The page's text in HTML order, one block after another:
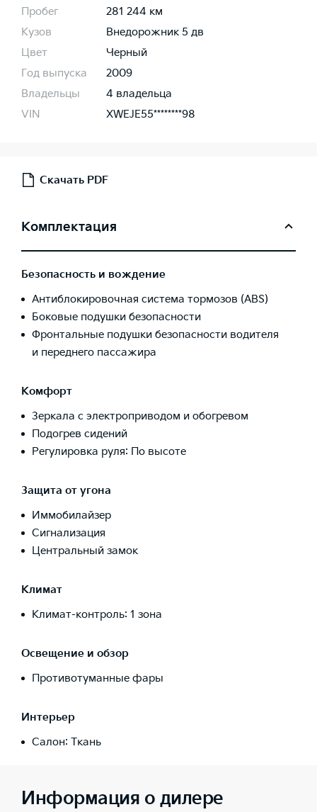
Пробег
281 244 км
Кузов
Внедорожник 5 дв
Цвет
Черный
Год выпуска
2009
Владельцы
4 владельца
VIN
XWEJE55********98
Скачать PDF
Комплектация
Безопасность и вождение
Антиблокировочная система тормозов (ABS)
Боковые подушки безопасности
Фронтальные подушки безопасности водителя
и переднего пассажира
Комфорт
Зеркала с электроприводом и обогревом
Подогрев сидений
Регулировка руля: По высоте
Защита от угона
Иммобилайзер
Сигнализация
Центральный замок
Климат
Климат-контроль: 1 зона
Освещение и обзор
Противотуманные фары
Интерьер
Салон: Ткань
Информация о дилере